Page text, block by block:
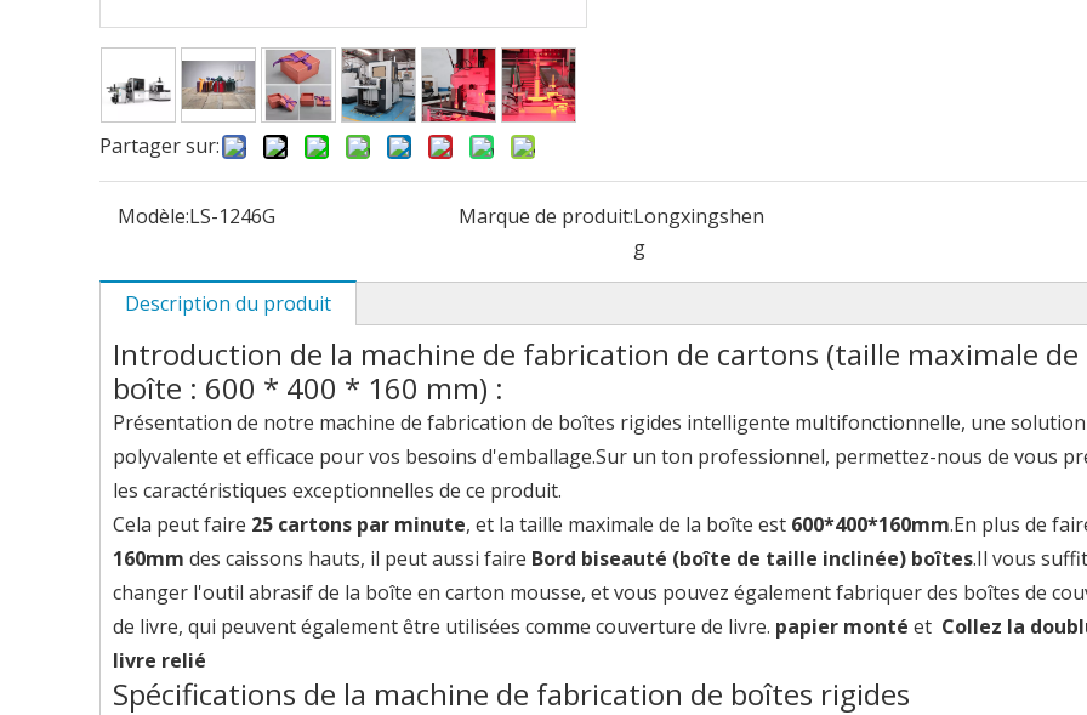
Partager sur:
Modèle:LS-1246G Marque de produit:Longxingshen
g
Description du produit
Introduction de la machine de fabrication de cartons (taille maximale de
boîte : 600 * 400 * 160 mm) :
Présentation de notre machine de fabrication de boîtes rigides intelligente multifonctionnelle, une solution
polyvalente et efficace pour vos besoins d'emballage.Sur un ton professionnel, permettez-nous de vous
les caractéristiques exceptionnelles de ce produit.
Cela peut faire 25 cartons par minute, et la taille maximale de la boîte est 600*400*160mm.En plus de
160mm des caissons hauts, il peut aussi faire Bord biseauté (boîte de taille inclinée) boîtes.Il vous
changer l'outil abrasif de la boîte en carton mousse, et vous pouvez également fabriquer des boîtes de
de livre, qui peuvent également être utilisées comme couverture de livre. papier monté et Collez la
livre relié
Spécifications de la machine de fabrication de boîtes rigides